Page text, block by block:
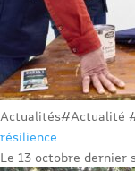
Actualités#Actualité
résilience
Le 13 octobre dernier